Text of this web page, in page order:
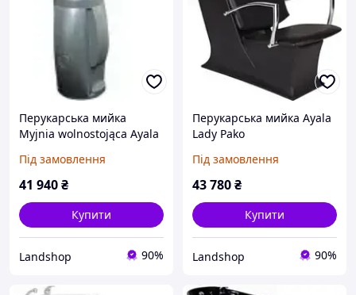
Перукарська мийка
Myjnia wolnostojąca Ayala
Під замовлення
41 940₴
Купити
Landshop 90%
Перукарська мийка Ayala
Lady Pako
Під замовлення
43 780₴
Купити
Landshop 90%